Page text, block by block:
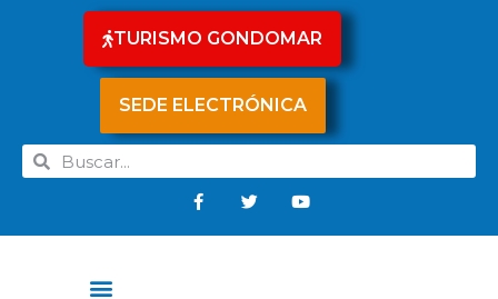
TURISMO GONDOMAR
SEDE ELECTRÓNICA